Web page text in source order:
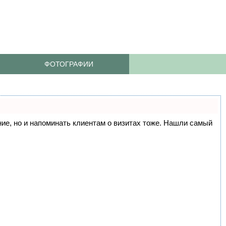
ФОТОГРАФИИ
но и напоминать клиентам о визитах тоже. Нашли самый